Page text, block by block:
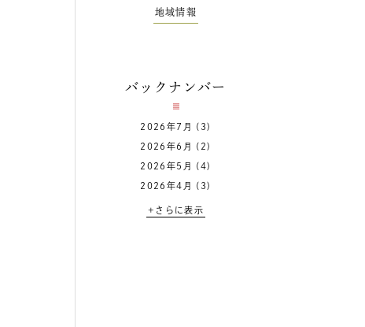
地域情報
バックナンバー
2026年7月 (3)
2026年6月 (2)
2026年5月 (4)
2026年4月 (3)
+さらに表示